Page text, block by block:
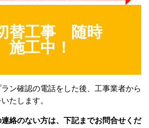
替工事
随時
施工中！
ン確認の電話をした後、工事業者から
たします。
絡のない方は、下記までお問合せくだ